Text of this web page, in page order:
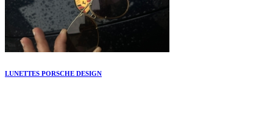
LUNETTES PORSCHE DESIGN